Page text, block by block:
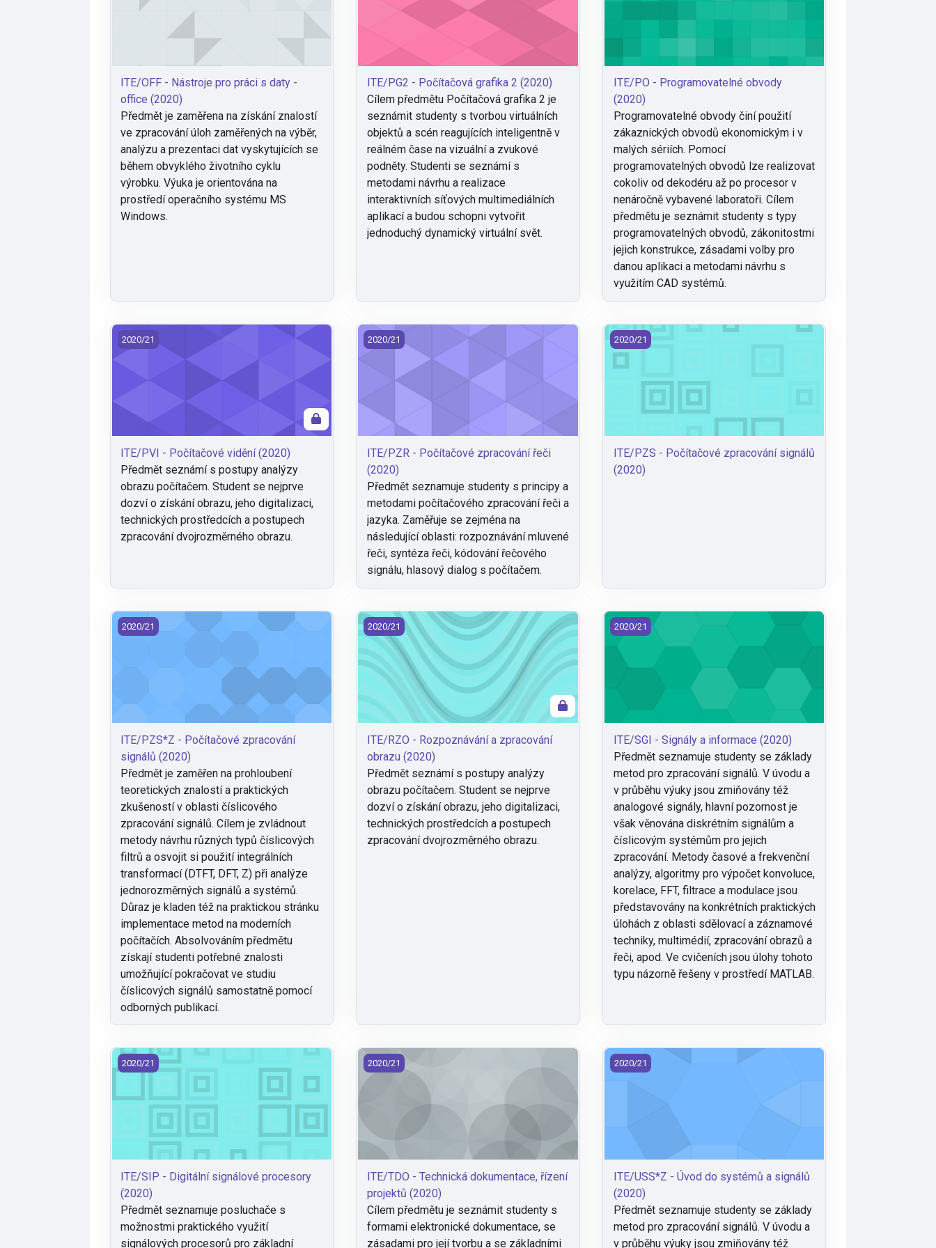
ITE/OFF - Nástroje pro práci s daty -
office (2020)
Předmět je zaměřena na získání znalostí
ve zpracování úloh zaměřených na výběr,
analýzu a prezentaci dat vyskytujících se
během obvyklého životního cyklu
výrobku. Výuka je orientována na
prostředí operačního systému MS
Windows.
ITE/PG2 - Počítačová grafika 2 (2020)
Cílem předmětu Počítačová grafika 2 je
seznámit studenty s tvorbou virtuálních
objektů a scén reagujících inteligentně v
reálném čase na vizuální a zvukové
podněty. Studenti se seznámí s
metodami návrhu a realizace
interaktivních síťových multimediálních
aplikací a budou schopni vytvořit
jednoduchý dynamický virtuální svět.
ITE/PO - Programovatelné obvody
(2020)
Programovatelné obvody činí použití
zákaznických obvodů ekonomickým i v
malých sériích. Pomocí
programovatelných obvodů lze realizovat
cokoliv od dekodéru až po procesor v
nenáročně vybavené laboratoři. Cílem
předmětu je seznámit studenty s typy
programovatelných obvodů, zákonitostmi
jejich konstrukce, zásadami volby pro
danou aplikaci a metodami návrhu s
využitím CAD systémů.
ITE/PVI - Počítačové vidění (2020)
2020/21
ITE/PVI - Počítačové vidění (2020)
Předmět seznámí s postupy analýzy
obrazu počítačem. Student se nejprve
dozví o získání obrazu, jeho digitalizaci,
technických prostředcích a postupech
zpracování dvojrozměrného obrazu.
ITE/PZR - Počítačové zpracování řeči (2020)
2020/21
ITE/PZR - Počítačové zpracování řeči
(2020)
Předmět seznamuje studenty s principy a
metodami počítačového zpracování řeči a
jazyka. Zaměřuje se zejména na
následující oblasti: rozpoznávání mluvené
řeči, syntéza řeči, kódování řečového
signálu, hlasový dialog s počítačem.
ITE/PZS - Počítačové zpracování signálů (2020)
2020/21
ITE/PZS - Počítačové zpracování signálů
(2020)
ITE/PZS*Z - Počítačové zpracování signálů (2020)
2020/21
ITE/PZS*Z - Počítačové zpracování
signálů (2020)
Předmět je zaměřen na prohloubení
teoretických znalostí a praktických
zkušeností v oblasti číslicového
zpracování signálů. Cílem je zvládnout
metody návrhu různých typů číslicových
filtrů a osvojit si použití integrálních
transformací (DTFT, DFT, Z) při analýze
jednorozměrných signálů a systémů.
Důraz je kladen též na praktickou stránku
implementace metod na moderních
počítačích. Absolvováním předmětu
získají studenti potřebné znalosti
umožňující pokračovat ve studiu
číslicových signálů samostatně pomocí
odborných publikací.
ITE/RZO - Rozpoznávání a zpracování obrazu (2020)
2020/21
ITE/RZO - Rozpoznávání a zpracování
obrazu (2020)
Předmět seznámí s postupy analýzy
obrazu počítačem. Student se nejprve
dozví o získání obrazu, jeho digitalizaci,
technických prostředcích a postupech
zpracování dvojrozměrného obrazu.
ITE/SGI - Signály a informace (2020)
2020/21
ITE/SGI - Signály a informace (2020)
Předmět seznamuje studenty se základy
metod pro zpracování signálů. V úvodu a
v průběhu výuky jsou zmiňovány též
analogové signály, hlavní pozornost je
však věnována diskrétním signálům a
číslicovým systémům pro jejich
zpracování. Metody časové a frekvenční
analýzy, algoritmy pro výpočet konvoluce,
korelace, FFT, filtrace a modulace jsou
představovány na konkrétních praktických
úlohách z oblasti sdělovací a záznamové
techniky, multimédií, zpracování obrazů a
řeči, apod. Ve cvičeních jsou úlohy tohoto
typu názorně řešeny v prostředí MATLAB.
ITE/SIP - Digitální signálové procesory (2020)
2020/21
ITE/SIP - Digitální signálové procesory
(2020)
Předmět seznamuje posluchače s
možnostmi praktického využití
signálových procesorů pro základní
ITE/TDO - Technická dokumentace, řízení projektů (2020)
2020/21
ITE/TDO - Technická dokumentace, řízení
projektů (2020)
Cílem předmětu je seznámit studenty s
formami elektronické dokumentace, se
zásadami pro její tvorbu a se základními
ITE/USS*Z - Úvod do systémů a signálů (2020)
2020/21
ITE/USS*Z - Úvod do systémů a signálů
(2020)
Předmět seznamuje studenty se základy
metod pro zpracování signálů. V úvodu a
v průběhu výuky jsou zmiňovány též